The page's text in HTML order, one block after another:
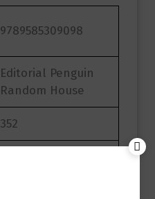
9789585309098
Editorial Penguin
Random House
352